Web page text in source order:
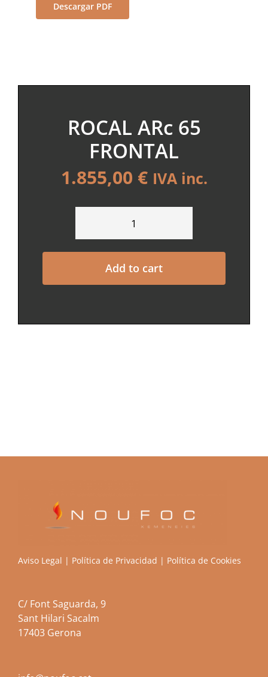
Descargar PDF
ROCAL ARc 65
FRONTAL
1.855,00 € IVA inc.
ROCAL
FRONTAL
Add to cart
Aviso Legal | Política de Privacidad | Política de Cookies
C/ Font Saguarda, 9
Sant Hilari Sacalm
17403 Gerona